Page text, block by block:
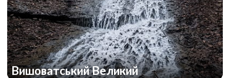
Вишоватський Великий